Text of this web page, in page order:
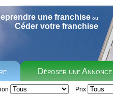
une franchiseou
Céder votre franchise
Déposer une Annonce
Prix